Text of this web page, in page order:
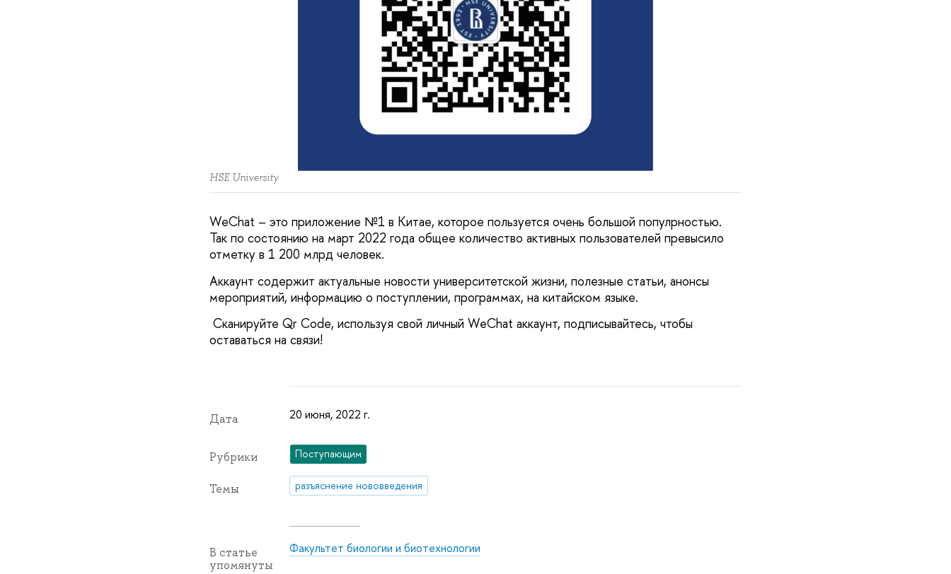
HSE University
WeChat – это приложение №1 в Китае, которое пользуется очень большой популрностью.
Так по состоянию на март 2022 года общее количество активных пользователей превысило
отметку в 1 200 млрд человек.
Аккаунт содержит актуальные новости университетской жизни, полезные статьи, анонсы
мероприятий, информацию о поступлении, программах, на китайском языке.
Сканируйте Qr Code, используя свой личный WeChat аккаунт, подписывайтесь, чтобы
оставаться на связи!
Дата 20 июня, 2022 г.
Рубрики Поступающим
Темы разъяснение нововведения
В статье
упомянуты
Факультет биологии и биотехнологии